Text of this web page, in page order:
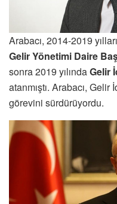
Arabacı, 2014-2019
Gelir Yönetimi Daire
sonra 2019 yılındaGelir
atanmıştı. Arabacı, Gelir
görevini sürdürüyordu.